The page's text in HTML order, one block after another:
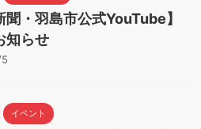
聞・羽島市公式YouTube】
知らせ
イベント